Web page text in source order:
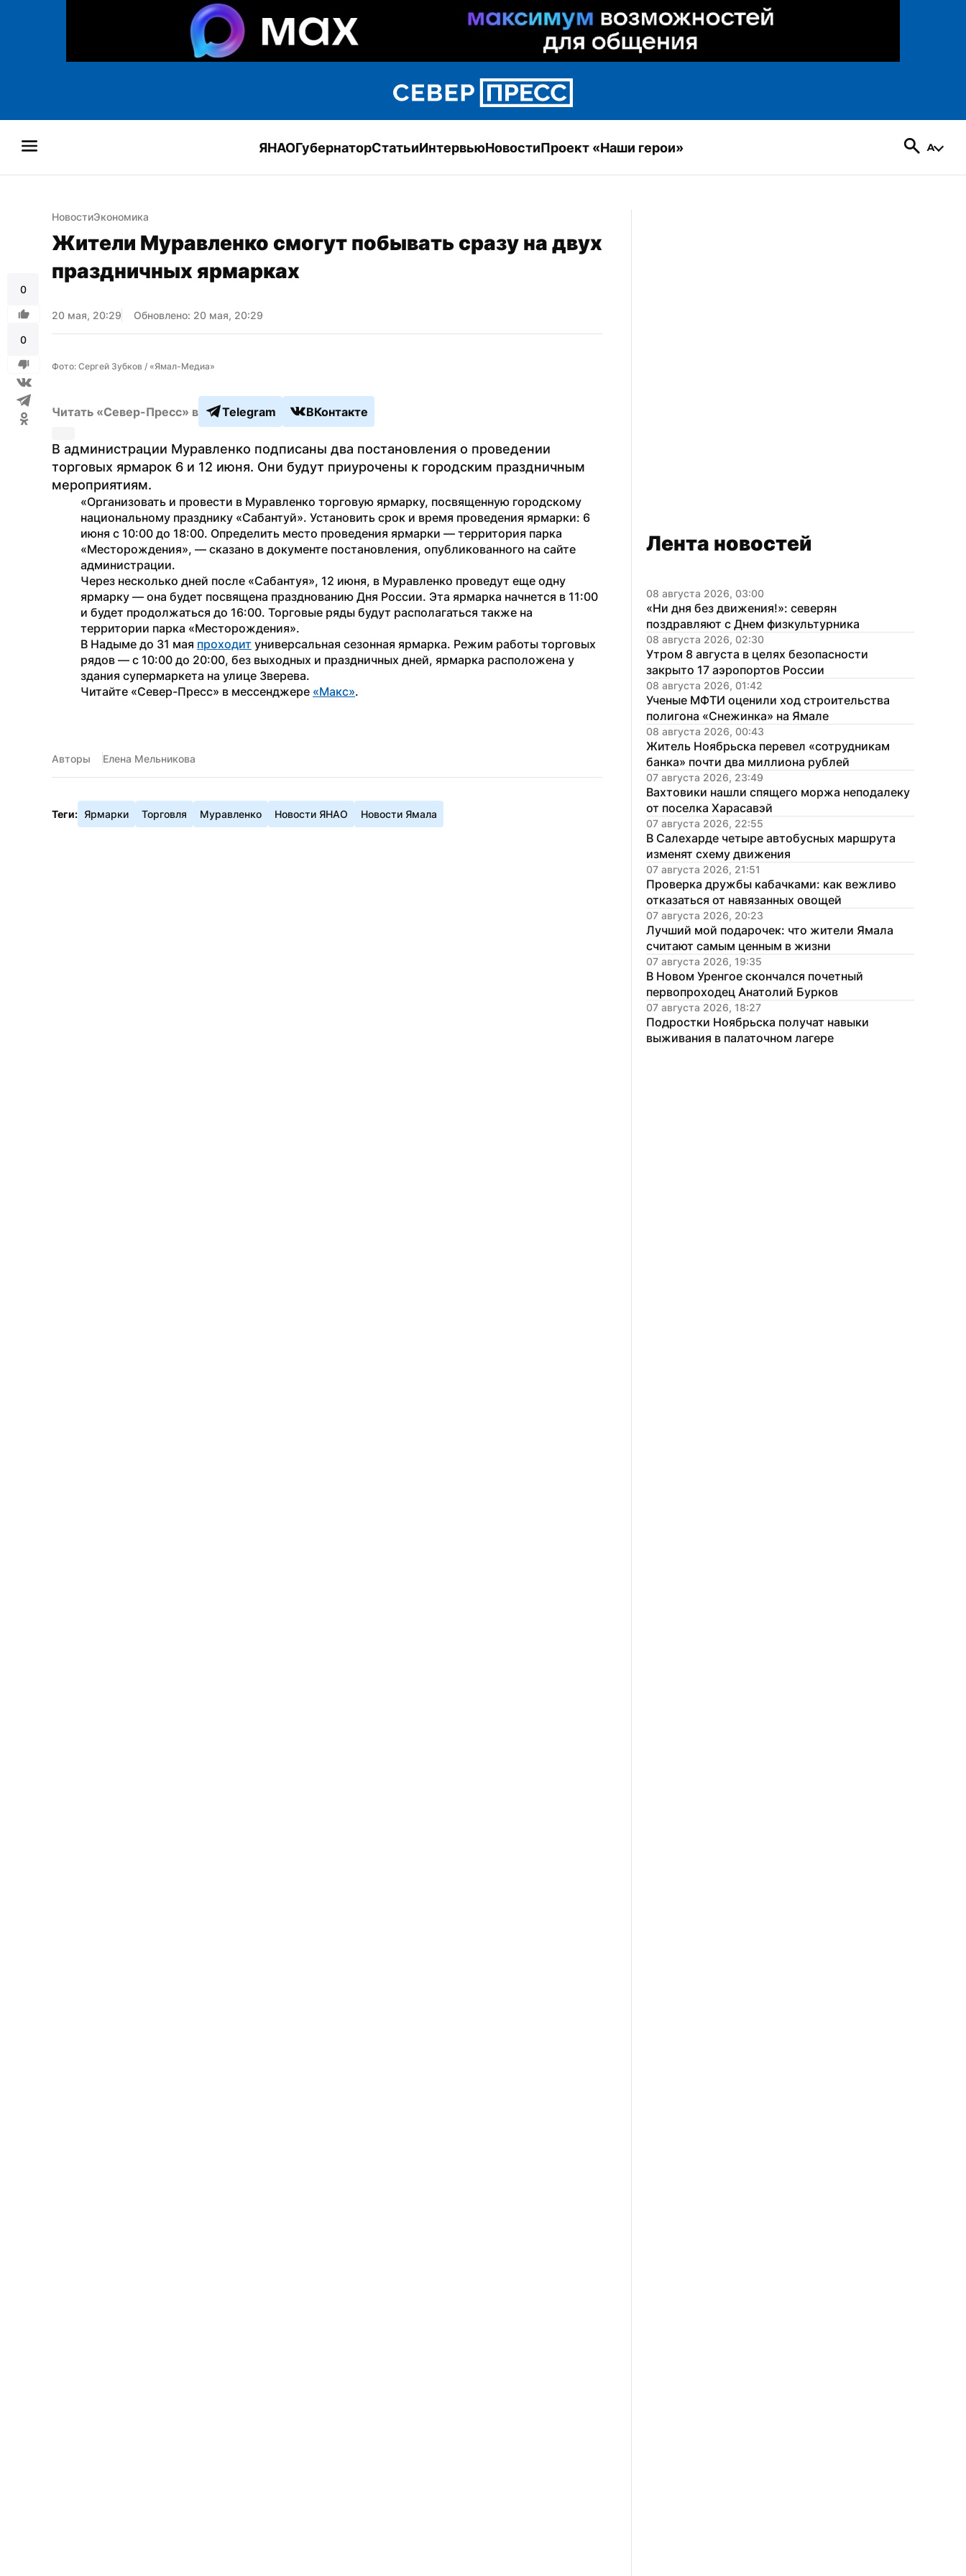
ЯНАОГубернаторСтатьиИнтервьюНовостиПроект «Наши герои»
0
0
НовостиЭкономика
Жители Муравленко смогут побывать сразу на двух
праздничных ярмарках
20 мая, 20:29 Обновлено: 20 мая, 20:29
Фото: Сергей Зубков / «Ямал-Медиа»
Читать «Север-Пресс» в Telegram ВКонтакте
В администрации Муравленко подписаны два постановления о проведении
торговых ярмарок 6 и 12 июня. Они будут приурочены к городским праздничным
мероприятиям.
«Организовать и провести в Муравленко торговую ярмарку, посвященную городскому
национальному празднику «Сабантуй». Установить срок и время проведения ярмарки: 6
июня с 10:00 до 18:00. Определить место проведения ярмарки — территория парка
«Месторождения», — сказано в документе постановления, опубликованного на сайте
администрации.
Через несколько дней после «Сабантуя», 12 июня, в Муравленко проведут еще одну
ярмарку — она будет посвящена празднованию Дня России. Эта ярмарка начнется в 11:00
и будет продолжаться до 16:00. Торговые ряды будут располагаться также на
территории парка «Месторождения».
В Надыме до 31 мая проходит универсальная сезонная ярмарка. Режим работы торговых
рядов — с 10:00 до 20:00, без выходных и праздничных дней, ярмарка расположена у
здания супермаркета на улице Зверева.
Читайте «Север-Пресс» в мессенджере «Макс».
Авторы Елена Мельникова
Теги: Ярмарки Торговля Муравленко Новости ЯНАО Новости Ямала
Лента новостей
08 августа 2026, 03:00
«Ни дня без движения!»: северян
поздравляют с Днем физкультурника
08 августа 2026, 02:30
Утром 8 августа в целях безопасности
закрыто 17 аэропортов России
08 августа 2026, 01:42
Ученые МФТИ оценили ход строительства
полигона «Снежинка» на Ямале
08 августа 2026, 00:43
Житель Ноябрьска перевел «сотрудникам
банка» почти два миллиона рублей
07 августа 2026, 23:49
Вахтовики нашли спящего моржа неподалеку
от поселка Харасавэй
07 августа 2026, 22:55
В Салехарде четыре автобусных маршрута
изменят схему движения
07 августа 2026, 21:51
Проверка дружбы кабачками: как вежливо
отказаться от навязанных овощей
07 августа 2026, 20:23
Лучший мой подарочек: что жители Ямала
считают самым ценным в жизни
07 августа 2026, 19:35
В Новом Уренгое скончался почетный
первопроходец Анатолий Бурков
07 августа 2026, 18:27
Подростки Ноябрьска получат навыки
выживания в палаточном лагере